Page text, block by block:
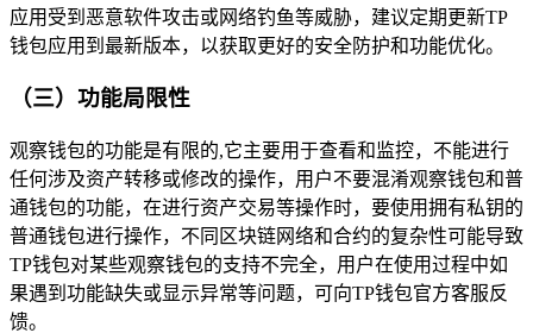
应用受到恶意软件攻击或网络钓鱼等威胁，建议定期更新TP
钱包应用到最新版本，以获取更好的安全防护和功能优化。
（三）功能局限性
观察钱包的功能是有限的,它主要用于查看和监控，不能进行
任何涉及资产转移或修改的操作，用户不要混淆观察钱包和普
通钱包的功能，在进行资产交易等操作时，要使用拥有私钥的
普通钱包进行操作，不同区块链网络和合约的复杂性可能导致
TP钱包对某些观察钱包的支持不完全，用户在使用过程中如
果遇到功能缺失或显示异常等问题，可向TP钱包官方客服反
馈。